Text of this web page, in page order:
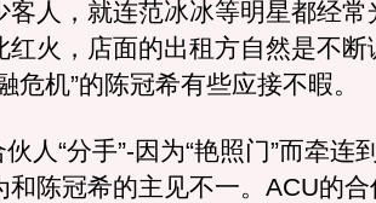
客人，就连范冰冰等明星都经
红火，店面的出租方自然是不
危机”的陈冠希有些应接不暇。
“分手”-因为“艳照门”而牵连
和陈冠希的主见不一。ACU的合